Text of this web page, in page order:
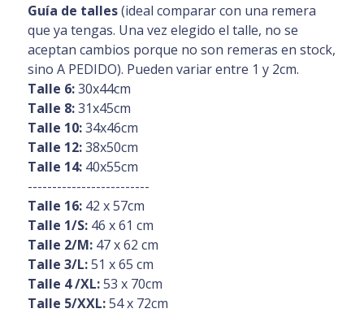
Guía de talles(ideal comparar con una remera
que ya tengas. Una vez elegido el talle, no se
aceptan cambios porque no son remeras en stock,
sino A PEDIDO). Pueden variar entre 1 y 2cm.
Talle 6:30x44cm
Talle 8:31x45cm
Talle 10:34x46cm
Talle 12:38x50cm
Talle 14:40x55cm
-------------------------
Talle 16:42 x 57cm
Talle 1/S:46 x 61 cm
Talle 2/M:47 x 62 cm
Talle 3/L:51 x 65 cm
Talle 4 /XL:53 x 70cm
Talle 5/XXL:54 x 72cm